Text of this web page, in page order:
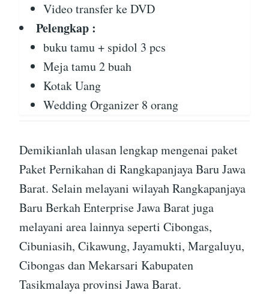
Video transfer ke DVD
Pelengkap :
buku tamu + spidol 3 pcs
Meja tamu 2 buah
Kotak Uang
Wedding Organizer 8 orang
Demikianlah ulasan lengkap mengenai paket
Paket Pernikahan di Rangkapanjaya Baru Jawa
Barat. Selain melayani wilayah Rangkapanjaya
Baru Berkah Enterprise Jawa Barat juga
melayani area lainnya seperti Cibongas,
Cibuniasih, Cikawung, Jayamukti, Margaluyu,
Cibongas dan Mekarsari Kabupaten
Tasikmalaya provinsi Jawa Barat.